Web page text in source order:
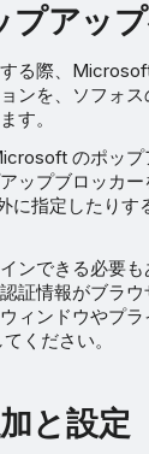
プアッ
る際、
ンを、ソフォス
す。
のポップ
ップブロッカー
に指定したりす
ンできる必要
証情報がブラ
ィンドウやプ
ください。
と設定